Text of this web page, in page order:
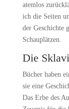
atemlos
ich die Seiten
der Geschichte
Schauplätzen.
Die
Bücher haben
sie eine
Das Erbe des